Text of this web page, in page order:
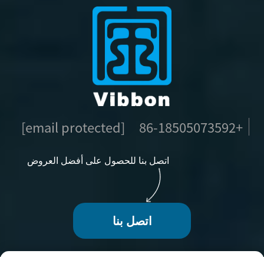
+86-18505073592
[email protected]
اتصل بنا للحصول على أفضل العروض
اتصل بنا